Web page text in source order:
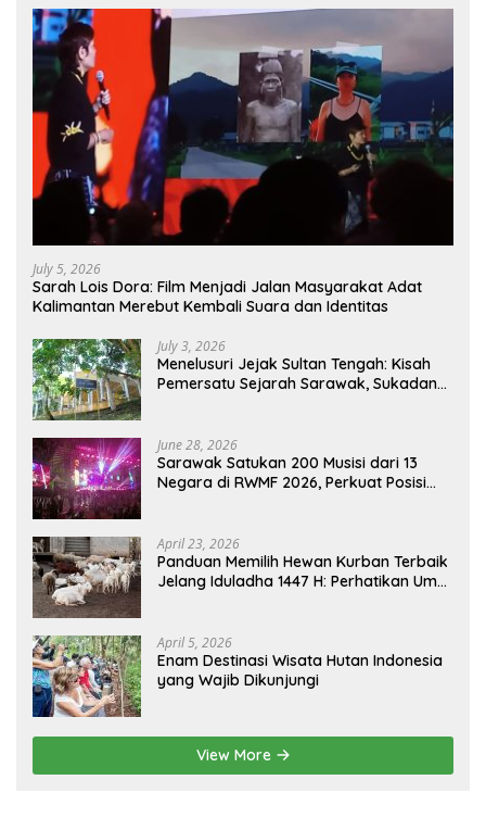
July 5, 2026
Sarah Lois Dora: Film Menjadi Jalan Masyarakat Adat
Kalimantan Merebut Kembali Suara dan Identitas
July 3, 2026
Menelusuri Jejak Sultan Tengah: Kisah
Pemersatu Sejarah Sarawak, Sukadana,
June 28, 2026
Sarawak Satukan 200 Musisi dari 13
Negara di RWMF 2026, Perkuat Posisi
April 23, 2026
Panduan Memilih Hewan Kurban Terbaik
Jelang Iduladha 1447 H: Perhatikan Umur
April 5, 2026
Enam Destinasi Wisata Hutan Indonesia
yang Wajib Dikunjungi
View More